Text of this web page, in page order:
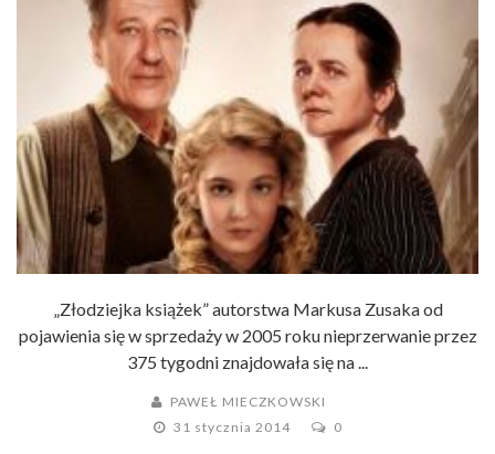
„Złodziejka książek” autorstwa Markusa Zusaka od
pojawienia się w sprzedaży w 2005 roku nieprzerwanie przez
375 tygodni znajdowała się na ...
PAWEŁ MIECZKOWSKI
31 stycznia 2014
0